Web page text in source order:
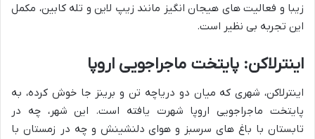
زیبا و فعالیت های هیجان انگیز مانند زیپ لاین و تله کابین، مکمل
این تجربه بی نظیر است.
اینترلاکن: پایتخت ماجراجویی اروپا
اینترلاکن، شهری که میان دو دریاچه تن و برینز جا خوش کرده، به
پایتخت ماجراجویی اروپا شهرت یافته است. این شهر، چه در
تابستان با باغ های سرسبز و هوای دلنشینش و چه در زمستان با